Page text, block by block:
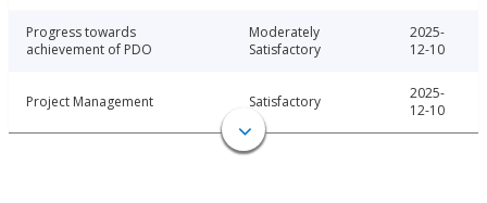
Progress towards
achievement of PDO
Moderately
Satisfactory
2025-
12-10
Project Management Satisfactory
2025-
12-10